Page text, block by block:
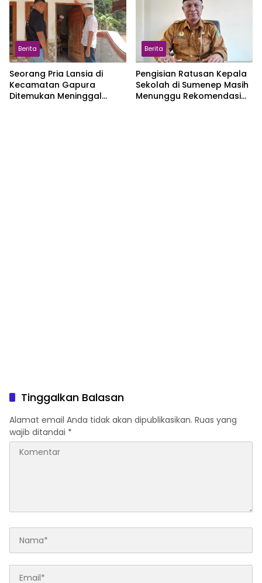
Berita
Seorang Pria Lansia di
Kecamatan Gapura
Ditemukan Meninggal
Berita
Pengisian Ratusan Kepala
Sekolah di Sumenep Masih
Menunggu Rekomendasi
Tinggalkan Balasan
Alamat email Anda tidak akan dipublikasikan. Ruas yang
wajib ditandai *